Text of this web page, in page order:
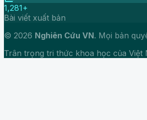
1,281+
Bài viết xuất bản
© 2026 Nghiên Cứu VN. Mọi bản
Trân trọng tri thức khoa học của Việt